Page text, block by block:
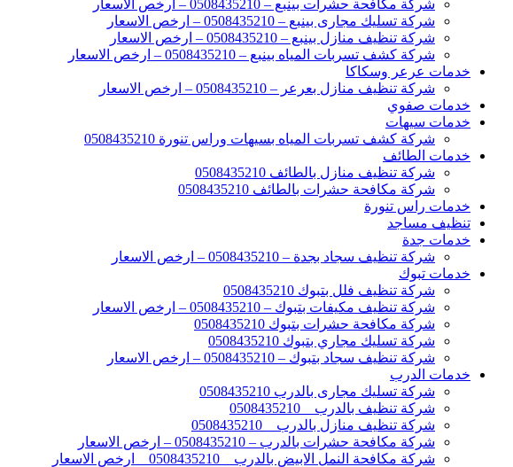
شركة مكافحة حشرات بينبع – 0508435210 – ارخص الاسعار
شركة تسليك مجارى بينبع – 0508435210 – ارخص الاسعار
شركة تنظيف منازل بينبع – 0508435210 – ارخص الاسعار
شركة كشف تسربات المياه بينبع – 0508435210 – ارخص الاسعار
خدمات عرعر وسكاكا
شركة تنظيف منازل بعرعر – 0508435210 – ارخص الاسعار
خدمات صفوي
خدمات سيهات
شركة كشف تسربات المياه بسيهات وراس تنورة 0508435210
خدمات الطائف
شركة تنظيف منازل بالطائف 0508435210
شركة مكافحة حشرات بالطائف 0508435210
خدمات راس تنورة
تنظيف مساجد
خدمات جدة
شركة تنظيف سجاد بجدة – 0508435210 – ارخص الاسعار
خدمات تبوك
شركة تنظيف فلل بتبوك 0508435210
شركة تنظيف مكيفات بتبوك – 0508435210 – ارخص الاسعار
شركة مكافحة حشرات بتبوك 0508435210
شركة تسليك مجاري بتبوك 0508435210
شركة تنظيف سجاد بتبوك – 0508435210 – ارخص الاسعار
خدمات الدرب
شركة تسليك مجارى بالدرب 0508435210
شركة تنظيف بالدرب _ 0508435210
شركة تنظيف منازل بالدرب _ 0508435210
شركة مكافحة حشرات بالدرب – 0508435210 – ارخص الاسعار
شركة مكافحة النمل الابيض بالدرب _ 0508435210 _ ارخص الاسعار